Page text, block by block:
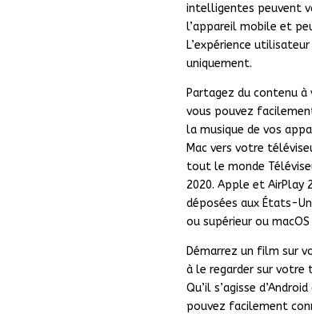
intelligentes peuvent
l’appareil mobile et
L’expérience
uniquement.
Partagez du contenu
vous pouvez
la musique de vos
Mac vers votre
tout le monde
2020. Apple et AirPlay
déposées aux États-
ou supérieur ou
Démarrez un film sur
à le regarder sur votre
Qu’il s’agisse
pouvez facilement